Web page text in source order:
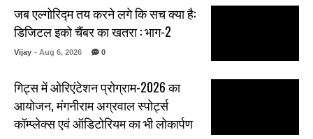
जब एल्गोरिद्म तय करने लगे कि सच क्या है:
डिजिटल इको चैंबर का खतरा : भाग-2
Vijay - Aug 6, 2026 0
गिट्स में ओरिएंटेशन प्रोग्राम-2026 का
आयोजन, मंगनीराम अग्रवाल स्पोर्ट्स
कॉम्प्लेक्स एवं ऑडिटोरियम का भी लोकार्पण